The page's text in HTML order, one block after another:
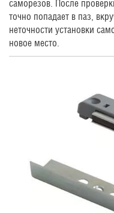
саморезов. После
точно попадает в паз,
неточности установки
новое место.